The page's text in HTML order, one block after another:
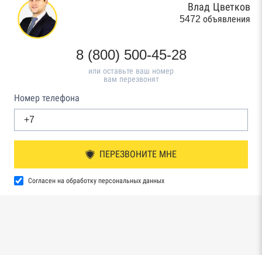
Влад Цветков
5472 объявления
8 (800) 500-45-28
или оставьте ваш номер
вам перезвонят
Номер телефона
ПЕРЕЗВОНИТЕ МНЕ
Согласен на обработку персональных данных